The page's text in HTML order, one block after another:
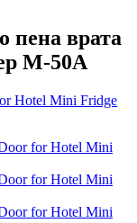
пена врата
M-50A